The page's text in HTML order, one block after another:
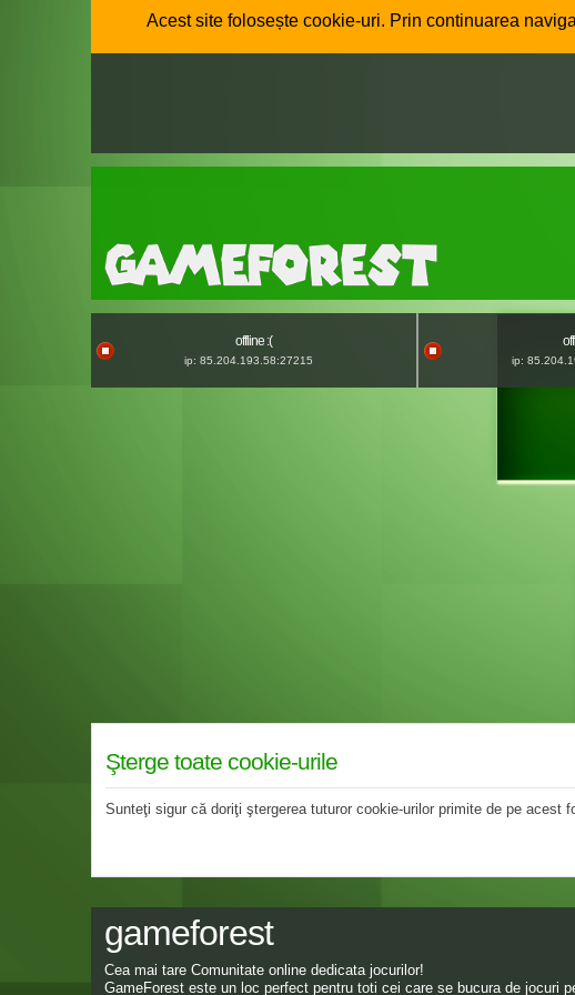
Acest site folosește cookie-uri. Prin continuarea
offline :(
ip: 85.204.193.58:27215 ip:
Şterge toate cookie-urile
Sunteţi sigur că doriţi ştergerea tuturor cookie-urilor primite de pe acest
gameforest
Cea mai tare Comunitate online dedicata jocurilor!
GameForest este un loc perfect pentru toti cei care se bucura de jocuri